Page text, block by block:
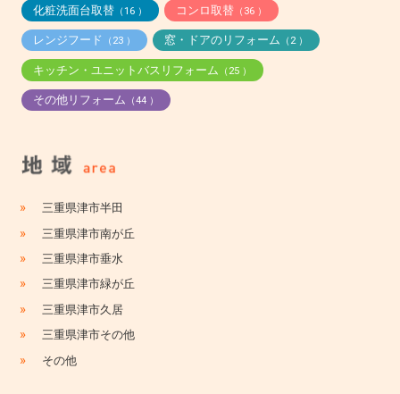
化粧洗面台取替（16 ） コンロ取替 （36 ）
レンジフード （23 ） 窓・ドアのリフォーム （2 ）
キッチン・ユニットバスリフォーム （25 ）
その他リフォーム （44 ）
» 三重県津市半田
» 三重県津市南が丘
» 三重県津市垂水
» 三重県津市緑が丘
» 三重県津市久居
» 三重県津市その他
» その他